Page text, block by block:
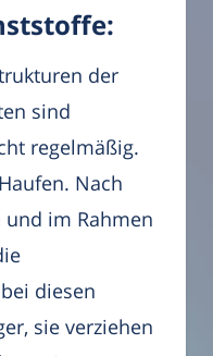
der
sind
regelmäßig.
Nach
im Rahmen
diesen
sie verziehen